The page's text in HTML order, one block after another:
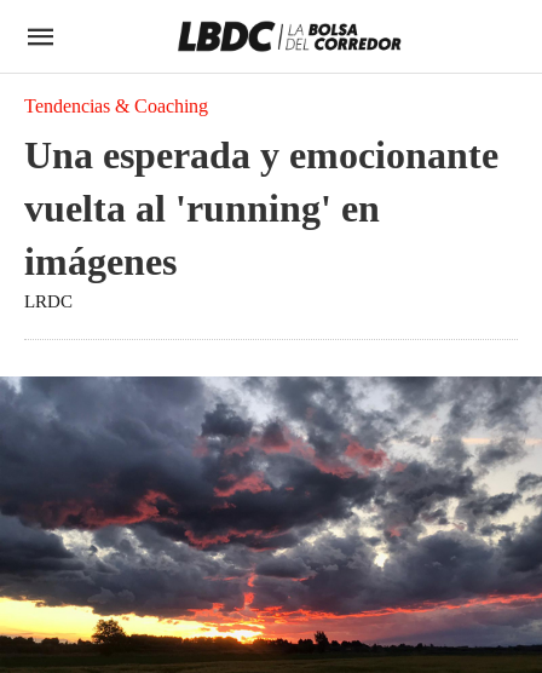
Tendencias & Coaching
Una esperada y emocionante
vuelta al 'running' en
imágenes
LRDC